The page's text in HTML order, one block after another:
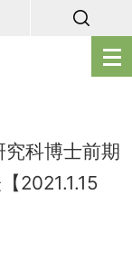
メ
ニ
を
く
科博士前期
2021.1.15